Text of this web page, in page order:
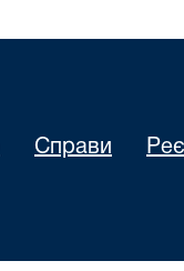
Справи